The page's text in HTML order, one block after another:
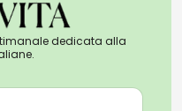
dedicata alla